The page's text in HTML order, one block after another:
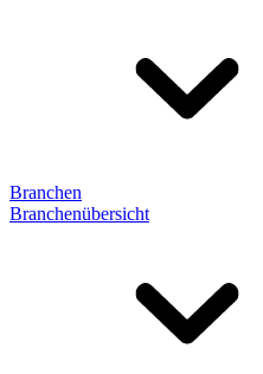
Branchen
Branchenübersicht